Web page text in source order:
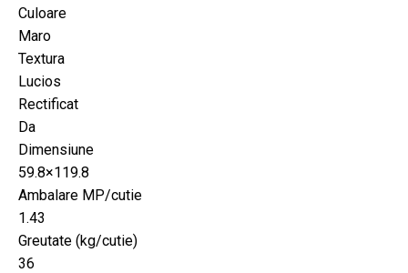
Culoare
Maro
Textura
Lucios
Rectificat
Da
Dimensiune
59.8×119.8
Ambalare MP/cutie
1.43
Greutate (kg/cutie)
36